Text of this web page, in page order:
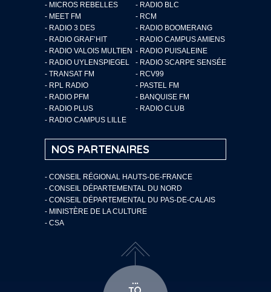
- MICROS REBELLES
- RADIO BLC
- MEET FM
- RCM
- RADIO 3 DES
- RADIO BOOMERANG
- RADIO GRAF’HIT
- RADIO CAMPUS AMIENS
- RADIO VALOIS MULTIEN - RADIO PUISALEINE
- RADIO UYLENSPIEGEL
- RADIO SCARPE SENSÉE
- TRANSAT FM
- RCV99
- RPL RADIO
- PASTEL FM
- RADIO PFM
- BANQUISE FM
- RADIO PLUS
- RADIO CLUB
- RADIO CAMPUS LILLE
NOS PARTENAIRES
- CONSEIL RÉGIONAL HAUTS-DE-FRANCE
- CONSEIL DÉPARTEMENTAL DU NORD
- CONSEIL DÉPARTEMENTAL DU PAS-DE-CALAIS
- MINISTÈRE DE LA CULTURE
- CSA